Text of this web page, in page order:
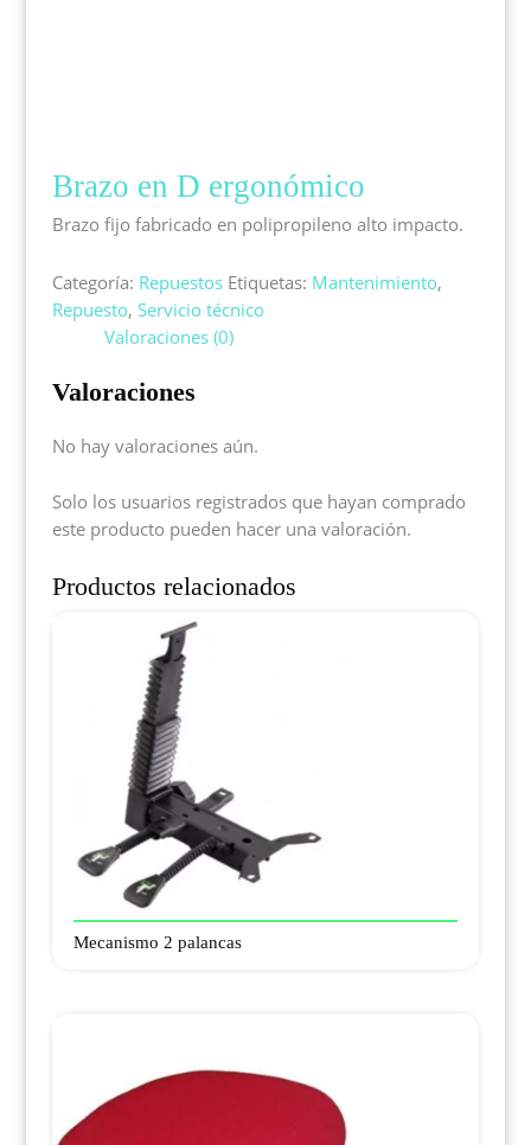
Brazo en D ergonómico
Brazo fijo fabricado en polipropileno alto impacto.
Categoría: Repuestos Etiquetas: Mantenimiento,
Repuesto,Servicio técnico
Valoraciones (0)
Valoraciones
No hay valoraciones aún.
Solo los usuarios registrados que hayan comprado
este producto pueden hacer una valoración.
Productos relacionados
Mecanismo 2 palancas